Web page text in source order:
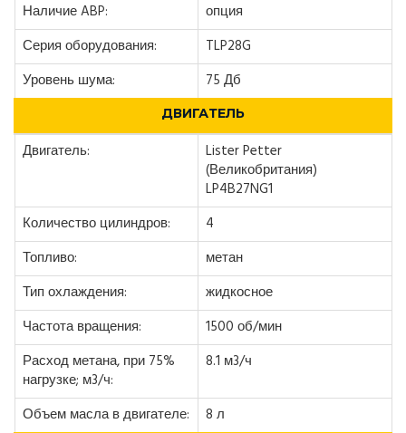
Наличие ABP:
опция
Серия оборудования:
TLP28G
Уровень шума:
75 Дб
ДВИГАТЕЛЬ
Двигатель:
Lister Petter
(Великобритания)
LP4B27NG1
Количество цилиндров:
4
Топливо:
метан
Тип охлаждения:
жидкосное
Частота вращения:
1500 об/мин
Расход метана, при 75%
нагрузке; м3/ч:
8.1 м3/ч
Объем масла в двигателе: 8 л